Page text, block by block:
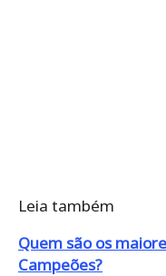
Leia também
Quem são os
Campeões?